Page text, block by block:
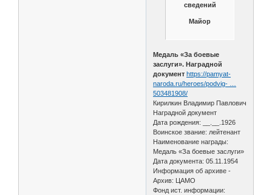
сведений
Майор
Медаль «За боевые
заслуги». Наградной
документ https://pamyat-
naroda.ru/heroes/podvig- …
503481908/
Кирилкин Владимир Павлович
Наградной документ
Дата рождения: __.__.1926
Воинское звание: лейтенант
Наименование награды:
Медаль «За боевые заслуги»
Дата документа: 05.11.1954
Информация об архиве -
Архив: ЦАМО
Фонд ист. информации: